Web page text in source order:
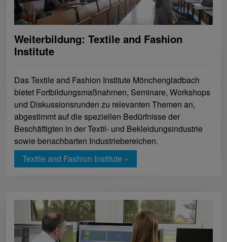
Weiterbildung: Textile and Fashion
Institute
Das Textile and Fashion Institute Mönchengladbach
bietet Fortbildungsmaßnahmen, Seminare, Workshops
und Diskussionsrunden zu relevanten Themen an,
abgestimmt auf die speziellen Bedürfnisse der
Beschäftigten in der Textil- und Bekleidungsindustrie
sowie benachbarten Industriebereichen.
Textile and Fashion Institute »